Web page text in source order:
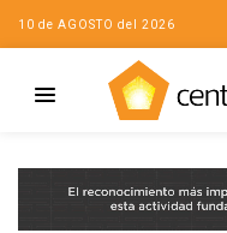
10 de AGOSTO del 2026